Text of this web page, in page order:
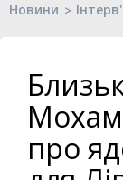
Новини
про